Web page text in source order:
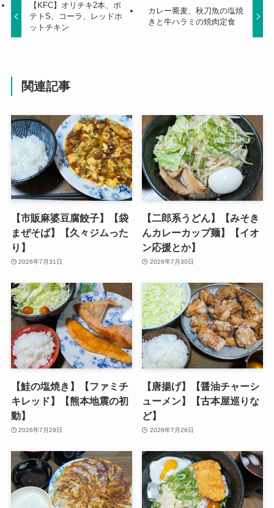
【KFC】オリチキ2本、ポ
テトS、コーラ、レッドホ
ットチキン
カレー蕎麦、秋刀魚の塩焼
きと牛ハラミの焼肉定食
関連記事
【市販麻婆豆腐餃子】【袋
まぜそば】【久々ジムった
り】
2026年7月31日
【二郎系うどん】【みそき
んカレーカップ麺】【イオ
ン応援とか】
2026年7月30日
【鮭の塩焼き】【ファミチ
キレッド】【熊本地震の初
動】
2026年7月29日
【唐揚げ】【醤油チャーシ
ューメン】【古本屋巡りな
ど】
2026年7月26日